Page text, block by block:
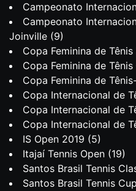
Campeonato
Campeonato
Joinville (9)
Copa Feminina de Tênis
Copa Feminina de
Copa Feminina de
Copa Internacional de
Copa Internacional de
Copa Internacional de
IS Open 2019 (5)
Itajaí Tennis Open (19)
Santos Brasil Tennis
Santos Brasil Tennis Cup